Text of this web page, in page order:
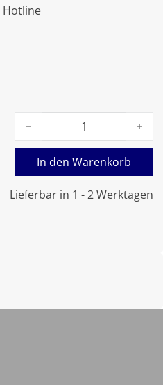
Hotline
Lieferbar in 1 - 2 Werktagen
Viessmann Brennerstab
In den Warenkorb